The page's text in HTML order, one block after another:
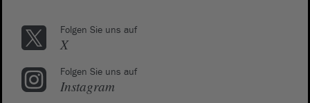
Folgen Sie uns auf
X
Folgen Sie uns auf
Instagram